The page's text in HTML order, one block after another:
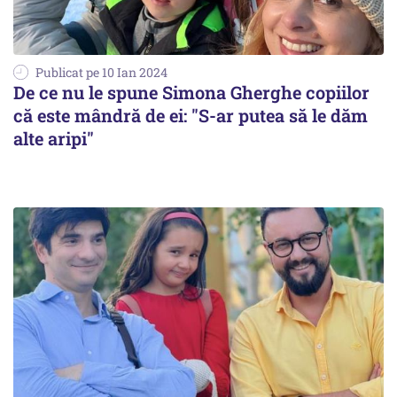
Publicat pe 10 Ian 2024
De ce nu le spune Simona Gherghe copiilor
că este mândră de ei: "S-ar putea să le dăm
alte aripi"